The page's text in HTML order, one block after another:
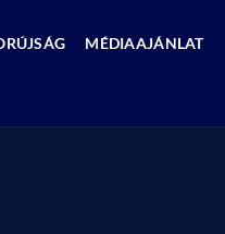
MÉDIAAJÁNLAT